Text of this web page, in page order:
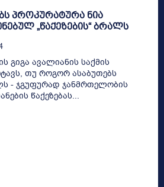
პროკურატურა ნია
„წაქეზების“ ბრალს
გიგა ავალიანის საქმის
თუ როგორ ასაბუთებს
- ჯგუფურად ჯანმრთელობის
წაქეზებას...